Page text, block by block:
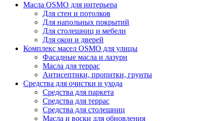
Масла OSMO для интерьера
Для стен и потолков
Для напольных покрытий
Для столешниц и мебели
Для окон и дверей
Комплекс масел OSMO для улицы
Фасадные масла и лазури
Масла для террас
Антисептики, пропитки, грунты
Средства для очистки и ухода
Средства для паркета
Средства для террас
Средства для столешниц
Масла и воски для обновления